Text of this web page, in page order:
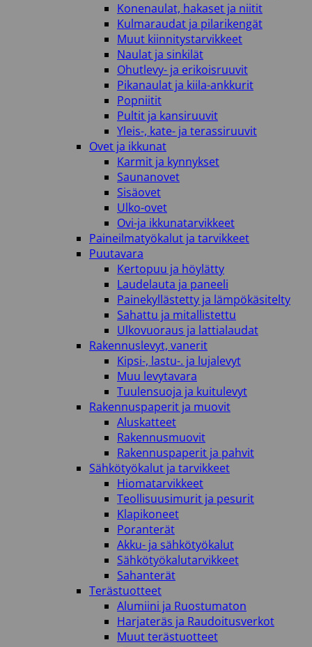
Konenaulat, hakaset ja niitit
Kulmaraudat ja pilarikengät
Muut kiinnitystarvikkeet
Naulat ja sinkilät
Ohutlevy- ja erikoisruuvit
Pikanaulat ja kiila-ankkurit
Popniitit
Pultit ja kansiruuvit
Yleis-, kate- ja terassiruuvit
Ovet ja ikkunat
Karmit ja kynnykset
Saunanovet
Sisäovet
Ulko-ovet
Ovi-ja ikkunatarvikkeet
Paineilmatyökalut ja tarvikkeet
Puutavara
Kertopuu ja höylätty
Laudelauta ja paneeli
Painekyllästetty ja lämpökäsitelty
Sahattu ja mitallistettu
Ulkovuoraus ja lattialaudat
Rakennuslevyt, vanerit
Kipsi-, lastu-. ja lujalevyt
Muu levytavara
Tuulensuoja ja kuitulevyt
Rakennuspaperit ja muovit
Aluskatteet
Rakennusmuovit
Rakennuspaperit ja pahvit
Sähkötyökalut ja tarvikkeet
Hiomatarvikkeet
Teollisuusimurit ja pesurit
Klapikoneet
Poranterät
Akku- ja sähkötyökalut
Sähkötyökalutarvikkeet
Sahanterät
Terästuotteet
Alumiini ja Ruostumaton
Harjateräs ja Raudoitusverkot
Muut terästuotteet